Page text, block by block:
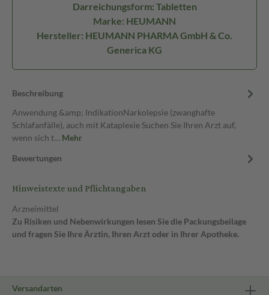
Darreichungsform: Tabletten
Marke: HEUMANN
Hersteller: HEUMANN PHARMA GmbH & Co.
Generica KG
Beschreibung
Anwendung &amp; IndikationNarkolepsie (zwanghafte
Schlafanfälle), auch mit Kataplexie Suchen Sie Ihren Arzt auf,
wenn sich t… Mehr
Bewertungen
Hinweistexte und Pflichtangaben
Arzneimittel
Zu Risiken und Nebenwirkungen lesen Sie die Packungsbeilage
und fragen Sie Ihre Ärztin, Ihren Arzt oder in Ihrer Apotheke.
Versandarten